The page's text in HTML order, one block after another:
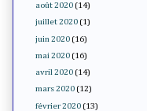
août 2020 (14)
juillet 2020 (1)
juin 2020 (16)
mai 2020 (16)
avril 2020 (14)
mars 2020 (12)
février 2020 (13)